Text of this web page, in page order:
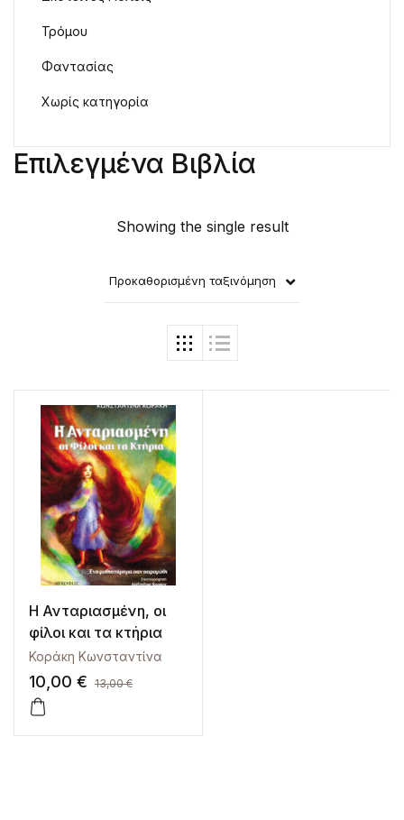
Επιλεγμένα Βιβλία
Showing the single result
Προκαθορισμένη ταξινόμηση
Η Ανταριασμένη, οι
φίλοι και τα κτήρια
Κοράκη Κωνσταντίνα
10,00 € 13,00€
Τρόμου
Φαντασίας
Χωρίς κατηγορία